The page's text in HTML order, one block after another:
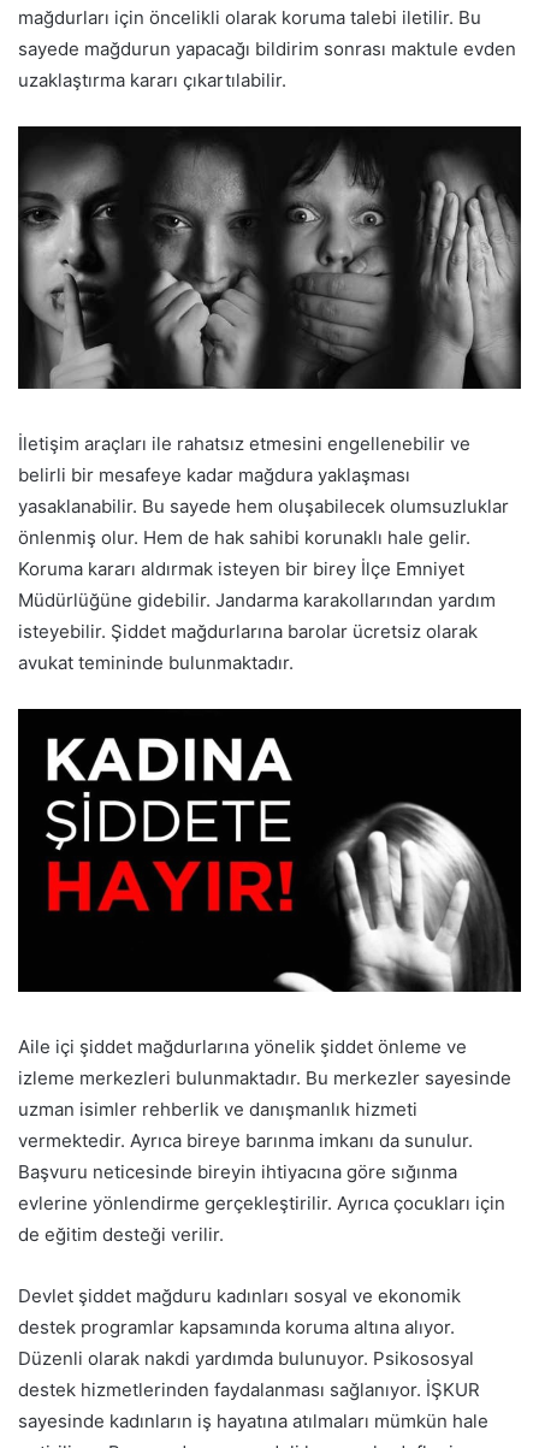
mağdurları için öncelikli olarak koruma talebi iletilir. Bu
sayede mağdurun yapacağı bildirim sonrası maktule evden
uzaklaştırma kararı çıkartılabilir.
İletişim araçları ile rahatsız etmesini engellenebilir ve
belirli bir mesafeye kadar mağdura yaklaşması
yasaklanabilir. Bu sayede hem oluşabilecek olumsuzluklar
önlenmiş olur. Hem de hak sahibi korunaklı hale gelir.
Koruma kararı aldırmak isteyen bir birey İlçe Emniyet
Müdürlüğüne gidebilir. Jandarma karakollarından yardım
isteyebilir. Şiddet mağdurlarına barolar ücretsiz olarak
avukat temininde bulunmaktadır.
Aile içi şiddet mağdurlarına yönelik şiddet önleme ve
izleme merkezleri bulunmaktadır. Bu merkezler sayesinde
uzman isimler rehberlik ve danışmanlık hizmeti
vermektedir. Ayrıca bireye barınma imkanı da sunulur.
Başvuru neticesinde bireyin ihtiyacına göre sığınma
evlerine yönlendirme gerçekleştirilir. Ayrıca çocukları için
de eğitim desteği verilir.
Devlet şiddet mağduru kadınları sosyal ve ekonomik
destek programlar kapsamında koruma altına alıyor.
Düzenli olarak nakdi yardımda bulunuyor. Psikososyal
destek hizmetlerinden faydalanması sağlanıyor. İŞKUR
sayesinde kadınların iş hayatına atılmaları mümkün hale